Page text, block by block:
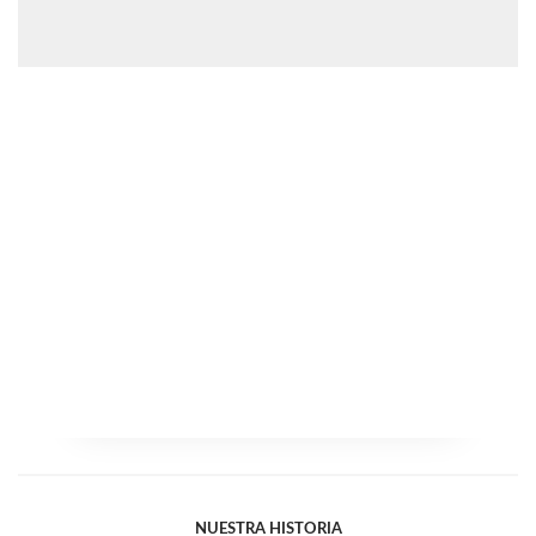
NUESTRA HISTORIA